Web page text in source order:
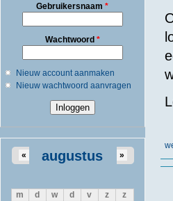
Gebruikersnaam*
Wachtwoord *
Nieuw account aanmaken
Nieuw wachtwoord aanvragen
augustus
« »
m d w d v z
z